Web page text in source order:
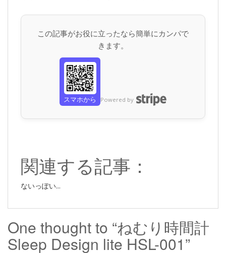
この記事がお役に立ったなら簡単にカンパで
きます。
スマホから Powered by
関連する記事：
ないっぽい...
One thought to “ねむり時間計
Sleep Design lite HSL-001”